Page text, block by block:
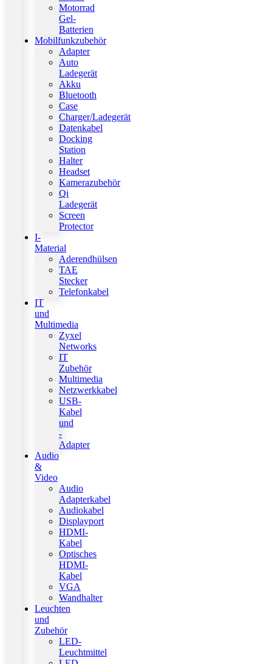
Motorrad
Gel-
Batterien
Mobilfunkzubehör
Adapter
Auto
Ladegerät
Akku
Bluetooth
Case
Charger/Ladegerät
Datenkabel
Docking
Station
Halter
Headset
Kamerazubehör
Qi
Ladegerät
Screen
Protector
I-
Material
Aderendhülsen
TAE
Stecker
Telefonkabel
IT
und
Multimedia
Zyxel
Networks
IT
Zubehör
Multimedia
Netzwerkkabel
USB-
Kabel
und
-
Adapter
Audio
&
Video
Audio
Adapterkabel
Audiokabel
Displayport
HDMI-
Kabel
Optisches
HDMI-
Kabel
VGA
Wandhalter
Leuchten
und
Zubehör
LED-
Leuchtmittel